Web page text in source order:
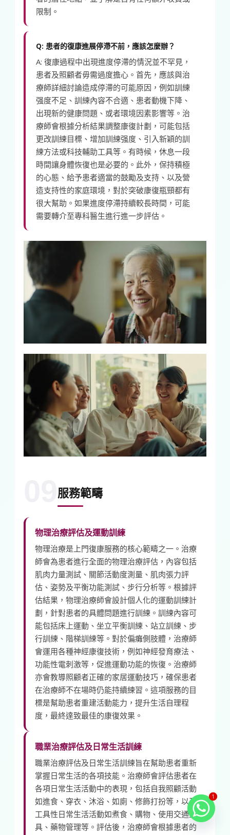
限制。
Q: 患者的復康進展停滯不前，應該怎麼辦？
A: 復康過程中出現進度停滯的情況並不罕見，
患者及照顧者毋需過度擔心。首先，應該與治
療師詳細討論造成停滯的可能原因，例如訓練
强度不足、訓練內容不合適、患者動機下降、
出現新的健康問題、或者環境因素影響等。治
療師會根據分析結果調整康復計劃，可能包括
更改訓練目標、增加訓練强度、引入新穎的訓
練方法或科技輔助工具等。有時候，休息一段
時間讓身體恢復也是必要的。此外，保持積極
的心態、給予患者適當的鼓勵及支持、以及營
造支持性的家庭環境，對於突破康復瓶頸都有
很大幫助。如果進度停滯持續較長時間，可能
需要轉介至專科醫生進行進一步評估。
09服務範疇
物理治療評估及運動訓練
物理治療是上門復康服務的核心範疇之一。治療
師會為患者進行全面的物理治療評估，內容包括
肌肉力量測試、關節活動度測量、肌肉張力評
估、姿勢及平衡功能測試、步行分析等。根據評
估結果，物理治療師會設計個人化的運動訓練計
劃，針對患者的具體問題進行訓練。訓練內容可
能包括床上運動、坐立平衡訓練、站立訓練、步
行訓練、階梯訓練等。對於偏癱側肢體，治療師
會運用各種神經康復技術，例如神經發育療法、
功能性電刺激等，促進運動功能的恢復。治療師
亦會教導照顧者正確的家居運動技巧，確保患者
在治療師不在場時仍能持續練習。這項服務的目
標是幫助患者重建活動能力，提升生活自理程
度，最終達致最佳的康復效果。
職業治療評估及日常生活訓練
職業治療評估及日常生活訓練旨在幫助患者重新
掌握日常生活的各項技能。治療師會評估患者在
各項日常生活活動中的表現，包括自我照顧活動
如進食、穿衣、沐浴、如廁、修飾打扮等，以及
工具性日常生活活動如煮食、購物、使用交通工
具、藥物管理等。評估後，治療師會根據患者的
11